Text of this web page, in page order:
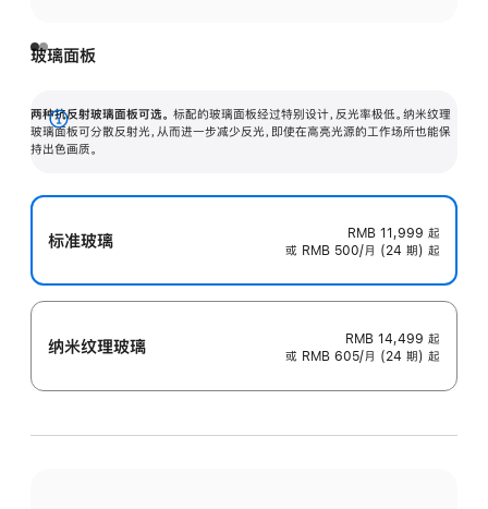
玻璃面板
两种抗反射玻璃面板可选。 标配的玻璃面板经过特别设计，反光率极低。纳米纹理
玻璃面板可分散反射光，从而进一步减少反光，即使在高亮光源的工作场所也能保
持出色画质。
展
开
标准玻璃 RMB 11,999 起
或 RMB 500/月 (24 期) 起
纳米纹理玻璃 RMB 14,499 起
或 RMB 605/月 (24 期) 起